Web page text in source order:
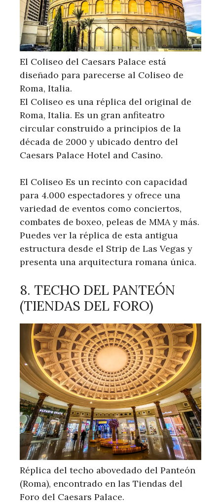
El Coliseo del Caesars Palace está
diseñado para parecerse al Coliseo de
Roma, Italia.
El Coliseo es una réplica del original de
Roma, Italia. Es un gran anfiteatro
circular construido a principios de la
década de 2000 y ubicado dentro del
Caesars Palace Hotel and Casino.
El Coliseo Es un recinto con capacidad
para 4.000 espectadores y ofrece una
variedad de eventos como conciertos,
combates de boxeo, peleas de MMA y más.
Puedes ver la réplica de esta antigua
estructura desde el Strip de Las Vegas y
presenta una arquitectura romana única.
8. TECHO DEL PANTEÓN
(TIENDAS DEL FORO)
Réplica del techo abovedado del Panteón
(Roma), encontrado en las Tiendas del
Foro del Caesars Palace.